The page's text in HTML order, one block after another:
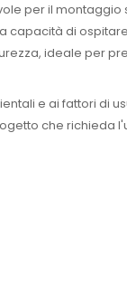
per il
di
ideale per
e ai fattori di
che richieda